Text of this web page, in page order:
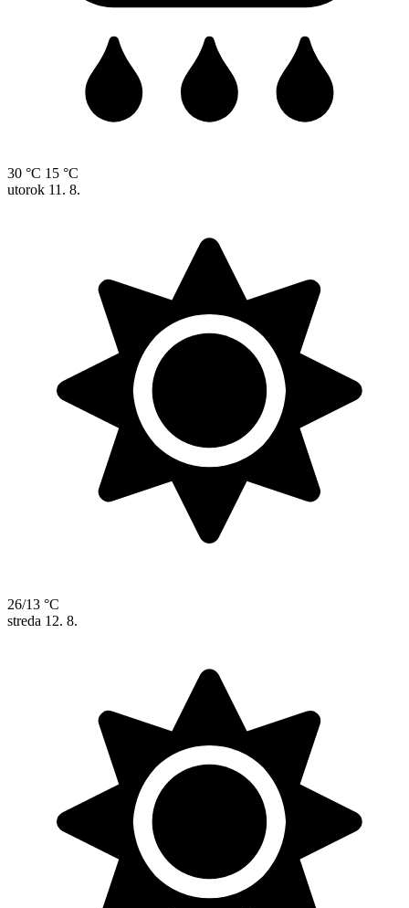
30 °C 15 °C
utorok 11. 8.
26/13 °C
streda 12. 8.